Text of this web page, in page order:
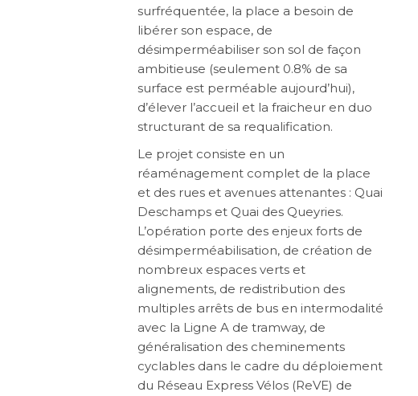
surfréquentée, la place a besoin de
libérer son espace, de
désimperméabiliser son sol de façon
ambitieuse (seulement 0.8% de sa
surface est perméable aujourd’hui),
d’élever l’accueil et la fraicheur en duo
structurant de sa requalification.
Le projet consiste en un
réaménagement complet de la place
et des rues et avenues attenantes : Quai
Deschamps et Quai des Queyries.
L’opération porte des enjeux forts de
désimperméabilisation, de création de
nombreux espaces verts et
alignements, de redistribution des
multiples arrêts de bus en intermodalité
avec la Ligne A de tramway, de
généralisation des cheminements
cyclables dans le cadre du déploiement
du Réseau Express Vélos (ReVE) de